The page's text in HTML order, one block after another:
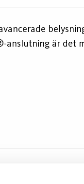
är